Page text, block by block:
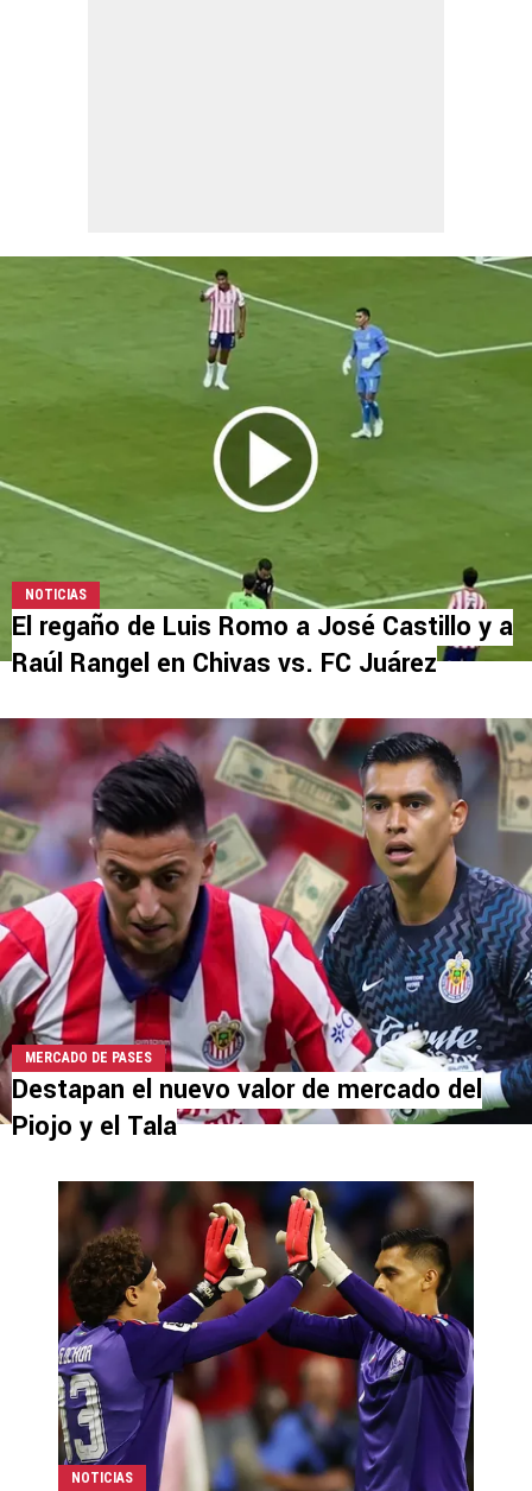
NOTICIAS
El regaño de Luis Romo a José Castillo y a
Raúl Rangel en Chivas vs. FC Juárez
MERCADO DE PASES
Destapan el nuevo valor de mercado del
Piojo y el Tala
NOTICIAS